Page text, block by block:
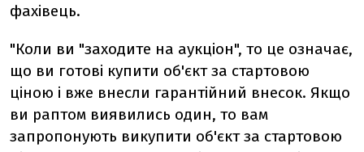
фахівець.
"Коли ви "заходите на аукціон", то це означає,
що ви готові купити об'єкт за стартовою
ціною і вже внесли гарантійний внесок. Якщо
ви раптом виявились один, то вам
запропонують викупити об'єкт за стартовою